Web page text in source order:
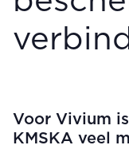
Voor Vivium
KMSKA veel